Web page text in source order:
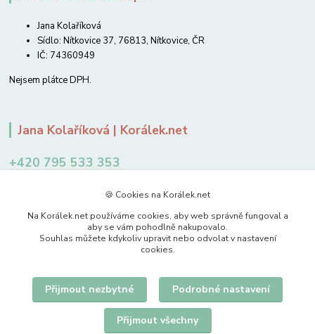
Jana Kolaříková
Sídlo: Nítkovice 37, 76813, Nítkovice, ČR
IČ: 74360949
Nejsem plátce DPH.
Jana Kolaříková | Korálek.net
+420 795 533 353
Upravit sběr cookies.
🍪 Cookies na Korálek.net
Na Korálek.net používáme cookies, aby web správně fungoval a
aby se vám pohodlně nakupovalo.
Souhlas můžete kdykoliv upravit nebo odvolat v nastavení
cookies.
Přijmout nezbytné Podrobné nastavení
Přijmout všechny